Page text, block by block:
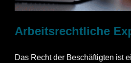
Arbeitsrechtliche
Das Recht der Beschäftigten ist